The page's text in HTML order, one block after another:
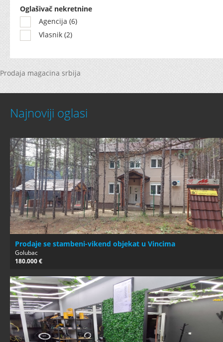
Oglašivač nekretnine
Agencija (6)
Vlasnik (2)
Prodaja magacina srbija
Najnoviji oglasi
Prodaje se stambeni-vikend objekat u Vincima
Golubac
180.000 €